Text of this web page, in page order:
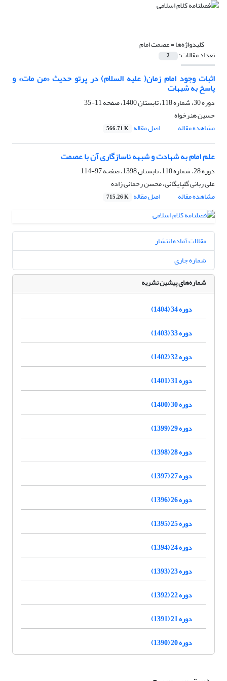
کلیدواژه‌ها =عصمت امام
تعداد مقالات: 2
اثبات وجود امام زمان( علیه السلام) در پرتو حدیث «من مات» و
پاسخ به شبهات
دوره 30، شماره 118، تابستان 1400، صفحه
11-35
حسین هنرخواه
مشاهده مقاله
اصل مقاله 566.71 K
علم امام به شهادت و شبهه ناسازگاری آن با عصمت
دوره 28، شماره 110، تابستان 1398، صفحه
97-114
علی ربانی گلپایگانی، محسن رحمانی زاده
مشاهده مقاله
اصل مقاله 715.26 K
مقالات آماده انتشار
شماره جاری
شماره‌های پیشین نشریه
دوره 34 (1404)
دوره 33 (1403)
دوره 32 (1402)
دوره 31 (1401)
دوره 30 (1400)
دوره 29 (1399)
دوره 28 (1398)
دوره 27 (1397)
دوره 26 (1396)
دوره 25 (1395)
دوره 24 (1394)
دوره 23 (1393)
دوره 22 (1392)
دوره 21 (1391)
دوره 20 (1390)